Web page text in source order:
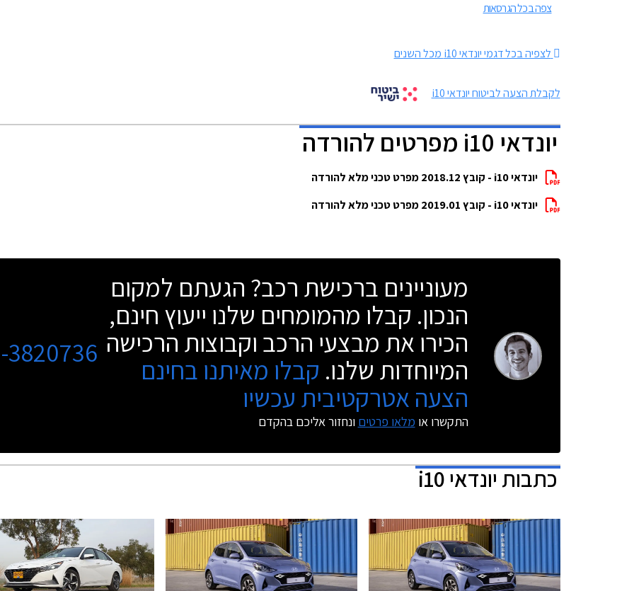
צפה בכל הגרסאות
לצפיה בכל דגמי יונדאי i10 מכל השנים
לקבלת הצעה לביטוח יונדאי i10
יונדאי i10 מפרטים להורדה
יונדאי i10 - קובץ 2018.12 מפרט טכני מלא להורדה
יונדאי i10 - קובץ 2019.01 מפרט טכני מלא להורדה
מעוניינים ברכישת רכב? הגעתם למקום
הנכון. קבלו מהמומחים שלנו ייעוץ חינם,
הכירו את מבצעי הרכב וקבוצות הרכישה
המיוחדות שלנו. קבלו מאיתנו בחינם
הצעה אטרקטיבית עכשיו
התקשרו או מלאו פרטים ונחזור אליכם בהקדם
3820736
כתבותיונדאי i10